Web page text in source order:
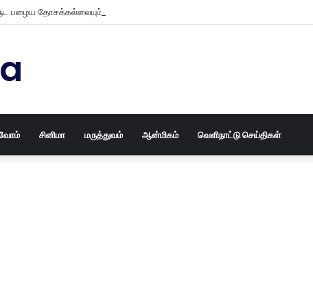
பழைய தோசக்கல்லையும் புதுசா மாத்திடலாம் 10 நிமிடத்தில் பழைய தோசக்கல்லை
சினிமா மருத்துவம் ஆன்மிகம் வெளிநாட்டு செய்திகள்